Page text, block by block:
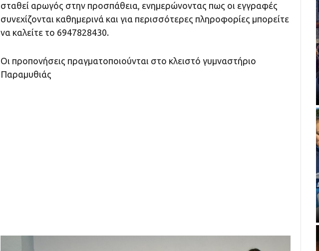
σταθεί αρωγός στην προσπάθεια, ενημερώνοντας πως οι εγγραφές
συνεχίζονται καθημερινά και για περισσότερες πληροφορίες μπορείτε
να καλείτε το 6947828430.
Οι προπονήσεις πραγματοποιούνται στο κλειστό γυμναστήριο
Παραμυθιάς